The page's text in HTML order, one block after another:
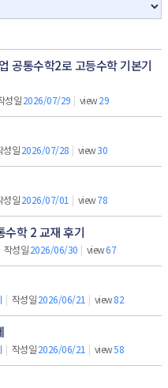
공통수학2로 고등수학 기본기
성일2026/07/29 | view29
성일2026/07/28 | view30
성일2026/07/01 | view78
수학 2 교재 후기
작성일2026/06/30 | view67
| 작성일2026/06/21 | view82
| 작성일2026/06/21 | view58